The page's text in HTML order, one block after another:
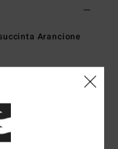
Arancione
Tri
in misto di nylon e